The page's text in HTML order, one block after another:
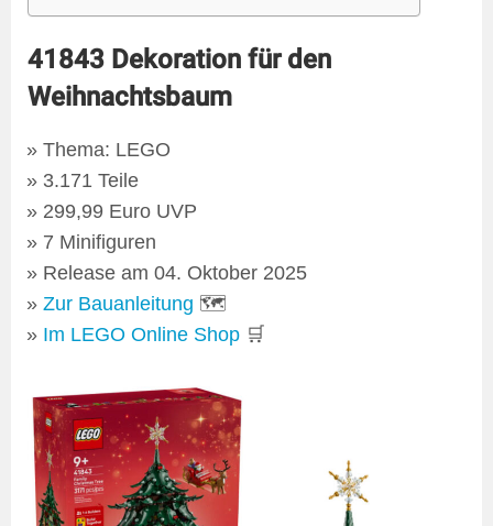
41843 Dekoration für den
Weihnachtsbaum
Thema: LEGO
3.171 Teile
299,99 Euro UVP
7 Minifiguren
Release am 04. Oktober 2025
Zur Bauanleitung 🗺
Im LEGO Online Shop 🛒